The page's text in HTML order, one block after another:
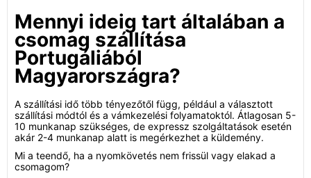
Mennyi ideig tart általában a
csomag szállítása
Portugáliából
Magyarországra?
A szállítási idő több tényezőtől függ, például a választott
szállítási módtól és a vámkezelési folyamatoktól. Átlagosan 5-
10 munkanap szükséges, de expressz szolgáltatások esetén
akár 2-4 munkanap alatt is megérkezhet a küldemény.
Mi a teendő, ha a nyomkövetés nem frissül vagy elakad a
csomagom?